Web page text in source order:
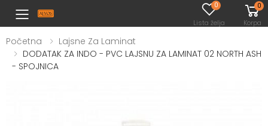
Toggle mobile menu
0
Lista želja
0
Korpa
Početna
Lajsne Za Laminat
DODATAK ZA INDO - PVC LAJSNU ZA LAMINAT 02 NORTH ASH
- SPOJNICA